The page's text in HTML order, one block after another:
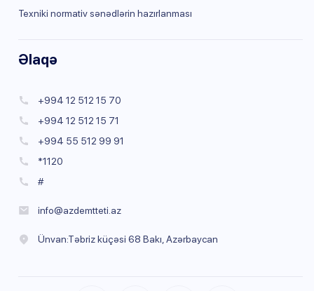
Texniki normativ sənədlərin hazırlanması
Əlaqə
+994 12 512 15 70
+994 12 512 15 71
+994 55 512 99 91
*1120
#
info@azdemtteti.az
Ünvan:Təbriz küçəsi 68 Bakı, Azərbaycan